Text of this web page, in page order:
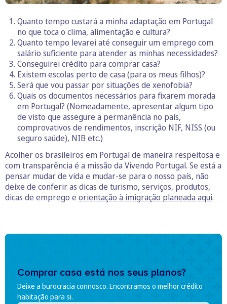
Quanto tempo custará a minha adaptação em Portugal
no que toca o clima, alimentação e cultura?
Quanto tempo levarei até conseguir um emprego com
salário suficiente para atender as minhas necessidades?
Conseguirei crédito para comprar casa?
Existem escolas perto de casa (para os meus filhos)?
Será que vou passar por situações de xenofobia?
Quais os documentos necessários para fixarem morada
em Portugal? (Nomeadamente, apresentar algum tipo
de visto que assegure a permanência no país,
comprovativos de rendimentos, inscrição NIF, NISS (ou
seguro saúde), NIB etc.)
Acolher os brasileiros em Portugal de maneira respeitosa e
com transparência é a missão da Vivendo Portugal. Se está a
pensar mudar de vida e mudar-se para o nosso país, não
deixe de conferir as dicas de turismo, serviços, produtos,
dicas de emprego e orientação à imigração planeada aqui.
Comprar casa está nos seus planos?
Deixe a burocracia connosco. Encontramos o melhor crédito
habitação para si.